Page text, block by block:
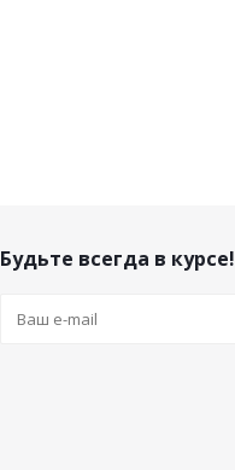
Будьте всегда в курсе!